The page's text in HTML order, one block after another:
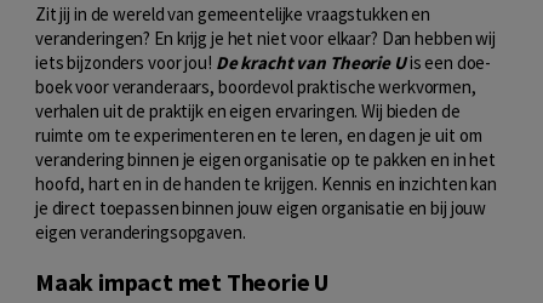
Zit jij in de wereld van gemeentelijke vraagstukken en
veranderingen? En krijg je het niet voor elkaar? Dan hebben wij
iets bijzonders voor jou! De kracht van Theorie Uis een doe-
boek voor veranderaars, boordevol praktische werkvormen,
verhalen uit de praktijk en eigen ervaringen. Wij bieden de
ruimte om te experimenteren en te leren, en dagen je uit om
verandering binnen je eigen organisatie op te pakken en in het
hoofd, hart en in de handen te krijgen. Kennis en inzichten kan
je direct toepassen binnen jouw eigen organisatie en bij jouw
eigen veranderingsopgaven.
Maak impact met Theorie U